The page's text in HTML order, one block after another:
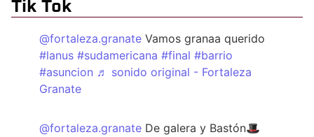
Tik Tok
@fortaleza.granate Vamos granaa querido
#lanus #sudamericana #final #barrio
#asuncion ♬ sonido original - Fortaleza
Granate
@fortaleza.granate De galera y Bastón🎩